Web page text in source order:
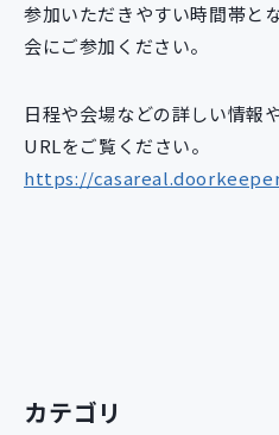
参加いただきやすい時間帯と
会にご参加ください。
日程や会場などの詳しい情報
URLをご覧ください。
https://
カテゴリ